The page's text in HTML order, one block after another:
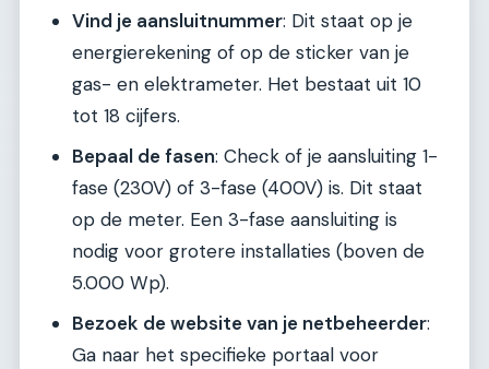
Vind je aansluitnummer: Dit staat op je
energierekening of op de sticker van je
gas- en elektrameter. Het bestaat uit 10
tot 18 cijfers.
Bepaal de fasen: Check of je aansluiting 1-
fase (230V) of 3-fase (400V) is. Dit staat
op de meter. Een 3-fase aansluiting is
nodig voor grotere installaties (boven de
5.000 Wp).
Bezoek de website van je netbeheerder:
Ga naar het specifieke portaal voor